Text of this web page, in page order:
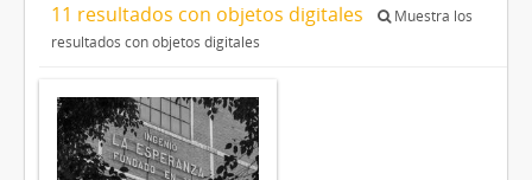
11 resultados con objetos digitales
Muestra los
resultados con objetos digitales